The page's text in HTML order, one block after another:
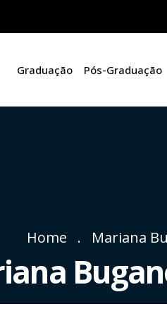
Graduação Pós-Graduação
Home Mariana